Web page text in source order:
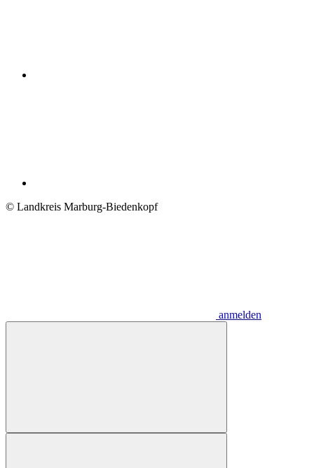
© Landkreis Marburg-Biedenkopf
anmelden